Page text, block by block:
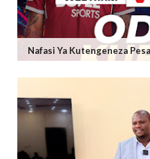
Nafasi Ya Kutengeneza